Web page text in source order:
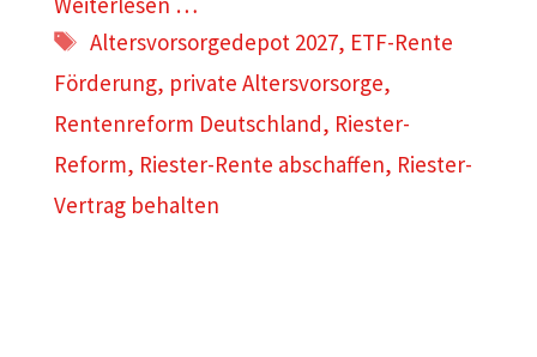
Schlagwörter
Altersvorsorgedepot 2027, ETF-Rente
Förderung, private Altersvorsorge,
Rentenreform Deutschland, Riester-
Reform, Riester-Rente abschaffen, Riester-
Vertrag behalten